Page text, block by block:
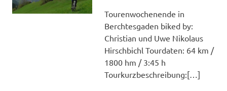
Tourenwochenende in
Berchtesgaden biked by:
Christian und Uwe Nikolaus
Hirschbichl Tourdaten: 64 km /
1800 hm / 3:45 h
Tourkurzbeschreibung:[…]